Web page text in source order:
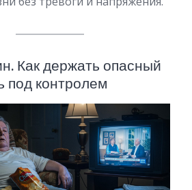
Как держать опасный
под контролем